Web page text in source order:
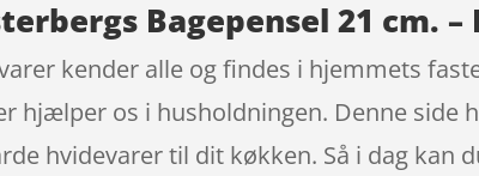
Bagepensel 21 cm.
kender alle og findes i hjemmets
hjælper os i husholdningen. Denne side
hvidevarer til dit køkken. Så i dag